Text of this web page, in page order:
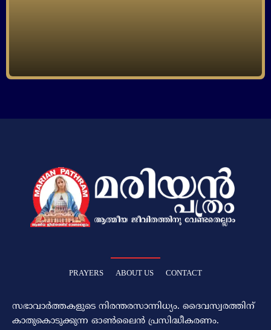
PRAYERS ABOUT US CONTACT
സഭാവാര്‍ത്തകളുടെ നിരന്തരസാന്നിധ്യം. ദൈവസ്വരത്തിന്‌
കാതുകൊടുക്കുന്ന ഓണ്‍ലൈന്‍ പ്രസിദ്ധീകരണം.